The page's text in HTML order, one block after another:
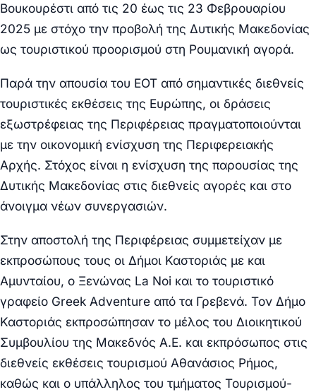
Βουκουρέστι από τις 20 έως τις 23 Φεβρουαρίου
2025 με στόχο την προβολή της Δυτικής Μακεδονίας
ως τουριστικού προορισμού στη Ρουμανική αγορά.
Παρά την απουσία του ΕΟΤ από σημαντικές διεθνείς
τουριστικές εκθέσεις της Ευρώπης, οι δράσεις
εξωστρέφειας της Περιφέρειας πραγματοποιούνται
με την οικονομική ενίσχυση της Περιφερειακής
Αρχής. Στόχος είναι η ενίσχυση της παρουσίας της
Δυτικής Μακεδονίας στις διεθνείς αγορές και στο
άνοιγμα νέων συνεργασιών.
Στην αποστολή της Περιφέρειας συμμετείχαν με
εκπροσώπους τους οι Δήμοι Καστοριάς με και
Αμυνταίου, ο Ξενώνας La Noi και το τουριστικό
γραφείο Greek Adventure από τα Γρεβενά. Τον Δήμο
Καστοριάς εκπροσώπησαν το μέλος του Διοικητικού
Συμβουλίου της Μακεδνός Α.Ε. και εκπρόσωπος στις
διεθνείς εκθέσεις τουρισμού Αθανάσιος Ρήμος,
καθώς και ο υπάλληλος του τμήματος Τουρισμού-